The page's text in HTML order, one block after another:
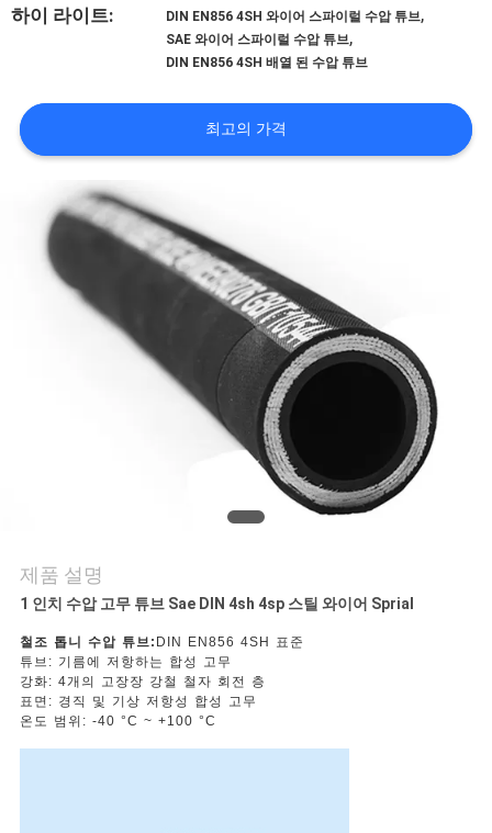
품
관
리
회
를
요
청
하이 라이트: DIN EN856 4SH 와이어 스파이럴 수압 튜브,
SAE 와이어 스파이럴 수압 튜브,
DIN EN856 4SH 배열 된 수압 튜브
최고의 가격
제품 설명
1 인치 수압 고무 튜브 Sae DIN 4sh 4sp 스틸 와이어 Sprial
철조 톱니 수압 튜브: DIN EN856 4SH 표준
튜브: 기름에 저항하는 합성 고무
강화: 4개의 고장장 강철 철자 회전 층
표면: 경직 및 기상 저항성 합성 고무
온도 범위: -40 °C ~ +100 °C